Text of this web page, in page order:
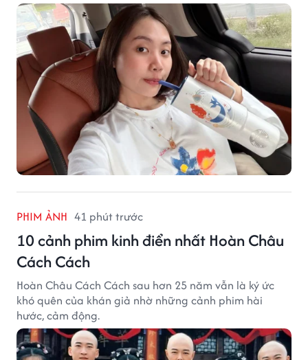
PHIM ẢNH 41 phút trước
10 cảnh phim kinh điển nhất Hoàn Châu
Cách Cách
Hoàn Châu Cách Cách sau hơn 25 năm vẫn là ký ức
khó quên của khán giả nhờ những cảnh phim hài
hước, cảm động.